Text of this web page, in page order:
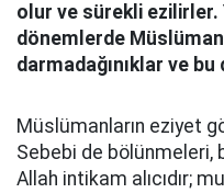
olur ve sürekli ezilirler.
dönemlerde
darmadağınıklar ve bu
Müslümanların eziyet
Sebebi de bölünmeleri,
Allah intikam alıcıdır;